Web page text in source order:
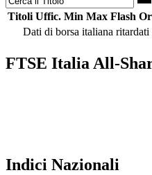
Titoli Uffic. Min Max Flash
Dati di borsa italiana
FTSE Italia All-
Indici Nazionali